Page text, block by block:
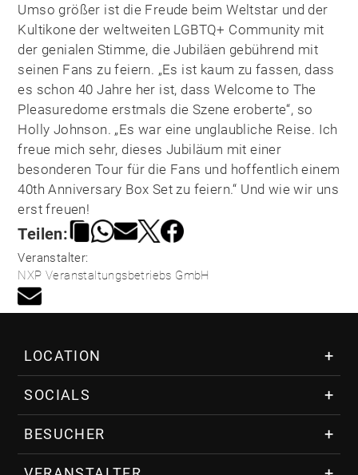
Umso größer ist die Freude beim Weltstar und der
Kultikone der weltweiten LGBTQ+ Community mit
der genialen Stimme, die Jubiläen gebührend mit
seinen Fans zu feiern. „Es ist kaum zu fassen, dass
es schon 40 Jahre her ist, dass Welcome to The
Pleasuredome erstmals die Szene eroberte“, so
Holly Johnson. „Es war eine unglaubliche Reise. Ich
freue mich sehr, dieses Jubiläum mit einer
besonderen Tour für die Fans und hoffentlich einem
40th Anniversary Box Set zu feiern.“ Und wie wir uns
erst freuen!
Teilen:
Veranstalter:
NXP Veranstaltungsbetriebs GmbH
LOCATION
Lage & Anreise
SOCIALS
BESUCHER